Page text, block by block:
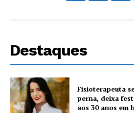
Destaques
Fisioterapeuta
perna, deixa
aos 30 anos em